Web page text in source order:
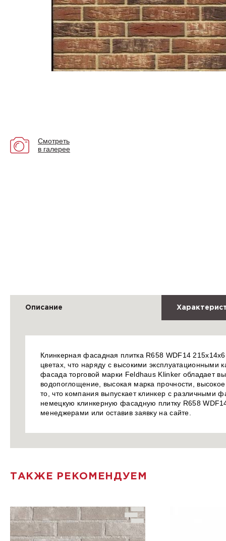
Смотреть
в галерее
Описание
Клинкерная фасадная плитка R658 WDF14
цветах, что наряду с высокими эксплуатационными
фасада торговой марки Feldhaus Klinker обладает
водопоглощение, высокая марка прочности,
то, что компания выпускает клинкер с различными
немецкую клинкерную фасадную плитку R658
менеджерами или оставив заявку на сайте.
ТАКЖЕ РЕКОМЕНДУЕМ